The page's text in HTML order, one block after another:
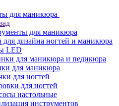
для маникюра
для маникюра
для дизайна ногтей и маникюра
LED
для маникюра и педикюра
для маникюра
для ногтей
для ногтей
настольные
инструментов